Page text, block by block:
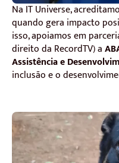
Na IT Universe,
quando gera impacto
isso, apoiamos em
direito da RecordTV) a
Assistência e
inclusão e o